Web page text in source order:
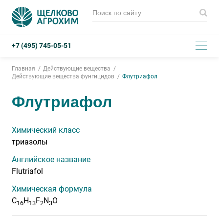
+7 (495) 745-05-51
Главная
Действующие вещества
Действующие вещества фунгицидов
Флутриафол
Флутриафол
Химический класс
триазолы
Английское название
Flutriafol
Химическая формула
С16Н13F2N3O